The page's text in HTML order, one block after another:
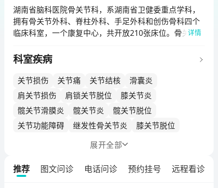
湖南省脑科医院骨关节科，系湖南省卫健委重点学科，
拥有骨关节外科、脊柱外科、手足外科和创伤骨科四个
临床科室，一个康复中心，共开放210张床位。骨关节
特色的重点科室，为骨关节损伤修复与重建、骨关节疾
密切交流与合作。科室定编床位42张，临床经验丰富的
医护人员22人，科室始终格守“精、谨、勤、敬、仁”院
训，坚持“病人安全第一，医疗质量第一，医疗服务第
一”的宗旨，为广大的骨关节损伤与疾病患者重获健康保
驾护航，具有良好的社会声誉。诊疗范围：1.各种骨关
腕等关节的人工关节置换与翻修手术。3.骨关节炎、类
膝、肩、踝、髋、肘、腕等关节的关节镜检查与微创治
详情
科室疾病
关节损伤 关节痛 关节结核
滑囊炎
肩关节损伤
肩锁关节脱位
膝关节炎
髋关节滑膜炎
髋关节炎
髋关节脱位
关节功能障碍
继发性骨关节炎
膝关节脱位
原发性骨关节炎
上肢骨关节损伤
展开全部
推荐 图文问诊 电话问诊 预约挂号 远程看诊